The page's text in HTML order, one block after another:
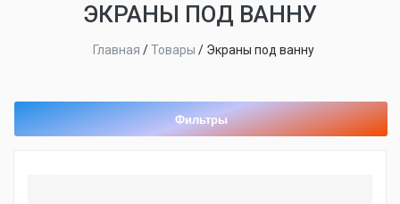
ЭКРАНЫ ПОД ВАННУ
Главная /Товары / Экраны под ванну
Фильтры